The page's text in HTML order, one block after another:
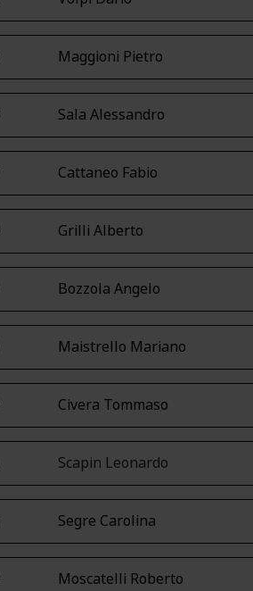
Maggioni Pietro
Sala Alessandro
Cattaneo Fabio
Grilli Alberto
Bozzola Angelo
Maistrello Mariano
Civera Tommaso
Scapin Leonardo
Segre Carolina
Moscatelli Roberto